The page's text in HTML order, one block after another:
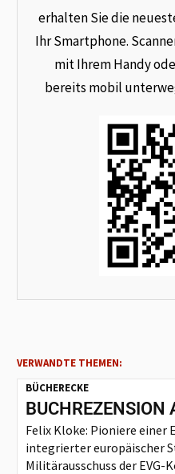
erhalten Sie die
Ihr Smartphone.
mit Ihrem Handy
bereits mobil
VERWANDTE THEMEN:
BÜCHERECKE
Felix Kloke: Pioniere einer
integrierter europäischer
Militärausschuss der EVG-